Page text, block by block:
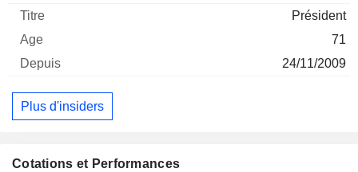
Cotations et Performances
Président
71
24/11/2009
Plus d'insiders